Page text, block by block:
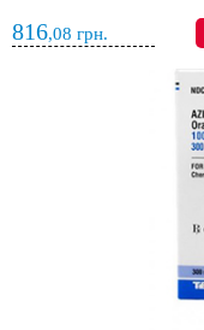
816,08 грн.